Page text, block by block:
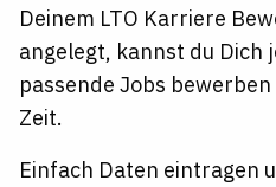
Deinem LTO Karriere
angelegt, kannst du Dich
passende Jobs
Zeit.
Einfach Daten eintragen